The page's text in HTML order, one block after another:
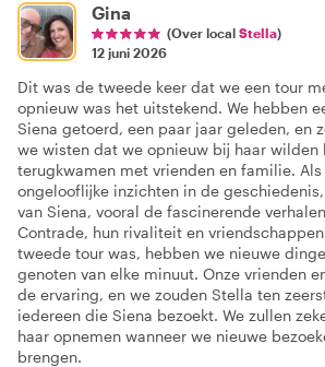
Gina
(Over local Stella)
12 juni 2026
Dit was de tweede keer dat we een tour
opnieuw was het uitstekend. We hebben
Siena getoerd, een paar jaar geleden, en
we wisten dat we opnieuw bij haar wilden
terugkwamen met vrienden en familie.
ongelooflijke inzichten in de
van Siena, vooral de fascinerende
Contrade, hun rivaliteit en
tweede tour was, hebben we nieuwe
genoten van elke minuut. Onze vrienden
de ervaring, en we zouden Stella ten
iedereen die Siena bezoekt. We zullen
haar opnemen wanneer we nieuwe
brengen.